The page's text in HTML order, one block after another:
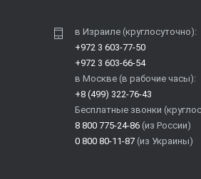
в Израиле (круглосуточно):
+972 3 603-77-50
+972 3 603-66-54
в Москве (в рабочие часы):
+8 (499) 322-76-43
Бесплатные звонки
8 800 775-24-86 (из России)
0 800 80-11-87 (из Украины)